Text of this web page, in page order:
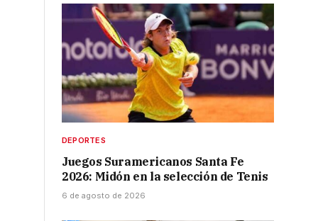
DEPORTES
Juegos Suramericanos Santa Fe
2026: Midón en la selección de Tenis
6 de agosto de 2026